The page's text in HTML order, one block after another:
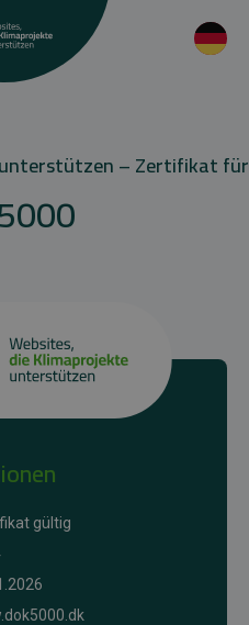
– Zertifikat für
gültig